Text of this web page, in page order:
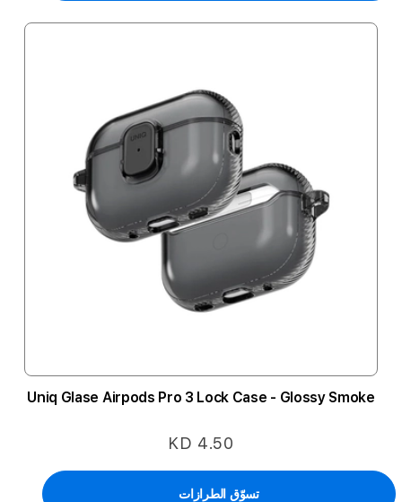
Uniq Glase Airpods Pro 3 Lock Case - Glossy Smoke
KD 4.50
تسوّق الطرازات